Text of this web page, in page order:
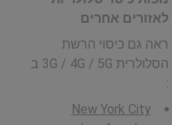
לאזורים אחרים
ראה גם כיסוי הרשת
הסלולרית 3G / 4G / 5G ב
:
New York City